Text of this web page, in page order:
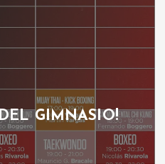
GIMNASIO!